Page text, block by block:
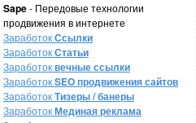
Sape- Передовые технологии
продвижения в интернете
ЗаработокСсылки
ЗаработокСтатьи
Заработоквечные ссылки
ЗаработокSEO продвижения сайтов
ЗаработокТизеры / банеры
ЗаработокМединая реклама